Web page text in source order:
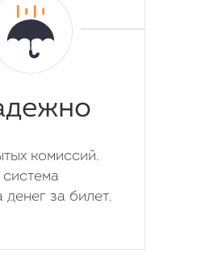
комиссий.
денег за билет.